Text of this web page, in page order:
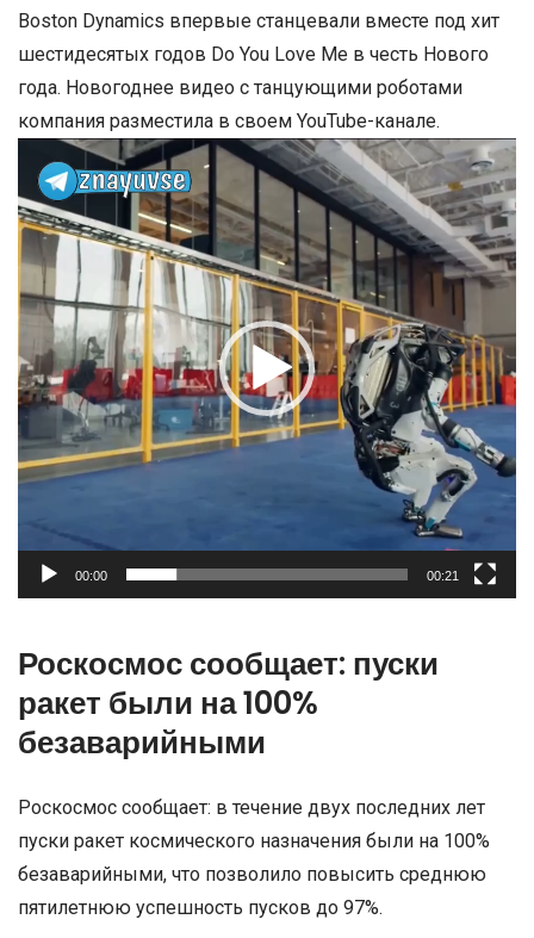
Boston Dynamics впервые станцевали вместе под хит
шестидесятых годов Do You Love Me в честь Нового
года. Новогоднее видео с танцующими роботами
компания разместила в своем YouTube-канале.
Видеоплеер
00:00 00:21
Роскосмос сообщает: пуски
ракет были на 100%
безаварийными
Роскосмос сообщает: в течение двух последних лет
пуски ракет космического назначения были на 100%
безаварийными, что позволило повысить среднюю
пятилетнюю успешность пусков до 97%.